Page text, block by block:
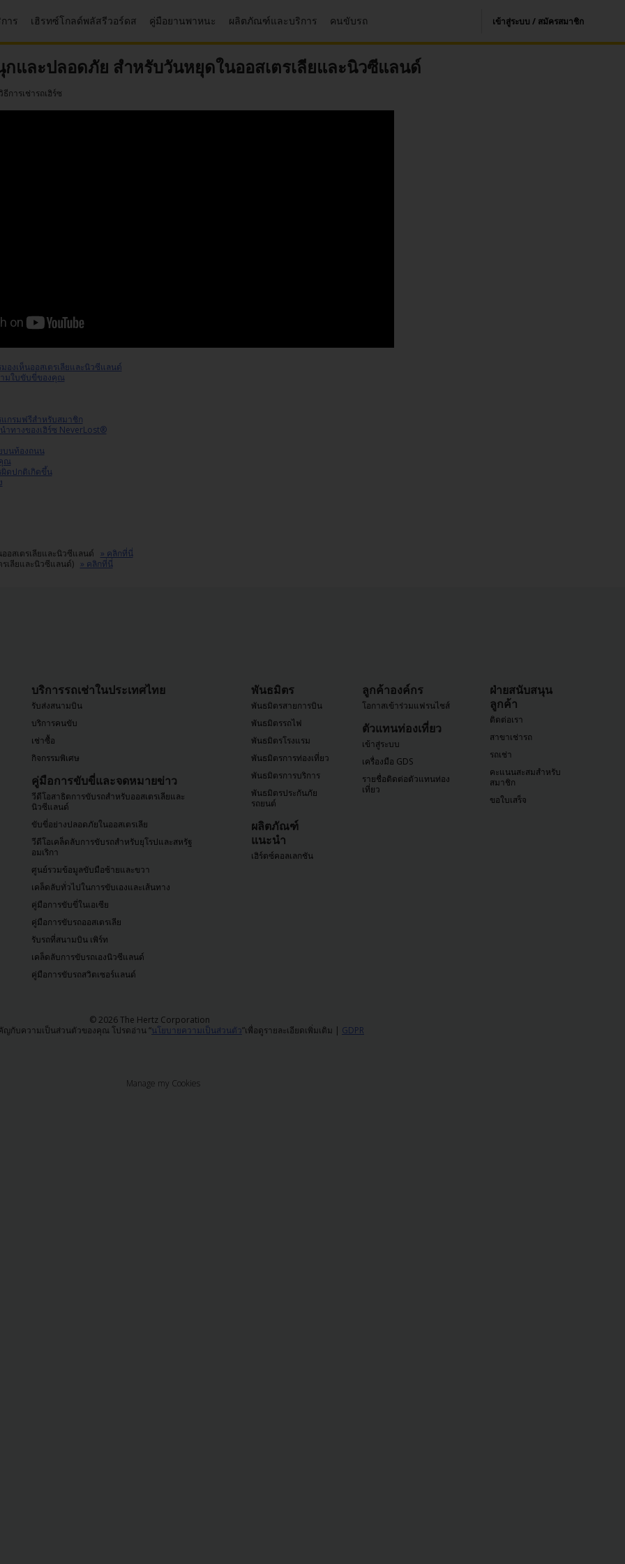
าร เฮิรทซ์โกลด์พลัสรีวอร์ดส คู่มือยานพาหนะ ผลิตภัณฑ์และบริการ คนขับรถ เข้าสู่ระบบ / สมัครสมาชิก
และปลอดภัย สำหรับวันหยุดในออสเตรเลียและนิวซีแลนด์
การเช่ารถเฮิร์ซ
องเห็นออสเตรเลียและนิวซีแลนด์
ามใบขับขี่ของคุณ
แกรมฟรีสำหรับสมาชิก
ำทางของเฮิร์ซ NeverLost®
บนท้องถนน
ณ
ผิดปกติเกิดขึ้น
อสเตรเลียและนิวซีแลนด์ » คลิกที่นี่
รเลียและนิวซีแลนด์) » คลิกที่นี่
บริการรถเช่าในประเทศไทย
รับส่งสนามบิน
บริการคนขับ
เช่าซื้อ
กิจกรรมพิเศษ
คู่มือการขับขี่และจดหมายข่าว
วีดีโอสาธิตการขับรถสำหรับออสเตรเลียและ
นิวซีแลนด์
ขับขี่อย่างปลอดภัยในออสเตรเลีย
วีดีโอเคล็ดลับการขับรถสำหรับยุโรปและสหรัฐ
อมเริกา
ศูนย์รวมข้อมูลขับมือซ้ายและขวา
เคล็ดลับทั่วไปในการขับเองและเส้นทาง
คู่มือการขับขี่ในเอเซีย
คู่มือการขับรถออสเตรเลีย
รับรถที่สนามบิน เพิร์ท
เคล็ดลับการขับรถเองนิวซีแลนด์
คู่มือการขับรถสวิตเซอร์แลนด์
พันธมิตร
พันธมิตรสายการบิน
พันธมิตรรถไฟ
พันธมิตรโรงแรม
พันธมิตรการท่องเที่ยว
พันธมิตรการบริการ
พันธมิตรประกันภัย
รถยนต์
ผลิตภัณฑ์
แนะนำ
เฮิร์ตซ์คอลเลกชัน
ลูกค้าองค์กร
โอกาสเข้าร่วมแฟรนไชส์
ตัวแทนท่องเที่ยว
เข้าสู่ระบบ
เครื่องมือ GDS
รายชื่อติดต่อตัวแทนท่อง
เที่ยว
ฝ่ายสนับสนุน
ลูกค้า
ติดต่อเรา
สาขาเช่ารถ
รถเช่า
คะแนนสะสมสำหรับ
สมาชิก
ขอใบเสร็จ
© 2026 The Hertz Corporation
ญกับความเป็นส่วนตัวของคุณ โปรดอ่าน “นโยบายความเป็นส่วนตัว”เพื่อดูรายละเอียดเพิ่มเติม | GDPR
Manage my Cookies